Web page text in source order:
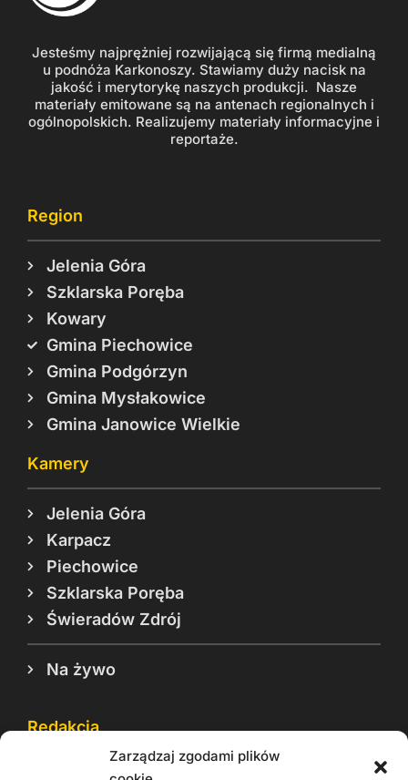
Zarządzaj zgodami plików
Jesteśmy najprężniej rozwijającą się firmą medialną
u podnóża Karkonoszy. Stawiamy duży nacisk na
jakość i merytorykę naszych produkcji. Nasze
materiały emitowane są na antenach regionalnych i
ogólnopolskich. Realizujemy materiały informacyjne i
reportaże.
Region
Jelenia Góra
Szklarska Poręba
Kowary
Gmina Piechowice
Gmina Podgórzyn
Gmina Mysłakowice
Gmina Janowice Wielkie
Kamery
Jelenia Góra
Karpacz
Piechowice
Szklarska Poręba
Świeradów Zdrój
Na żywo
Redakcja